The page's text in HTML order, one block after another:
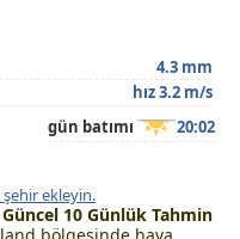
4.3 mm
hız 3.2 m/s
gün batımı 20:02
ekleyin.
10 Günlük Tahmin